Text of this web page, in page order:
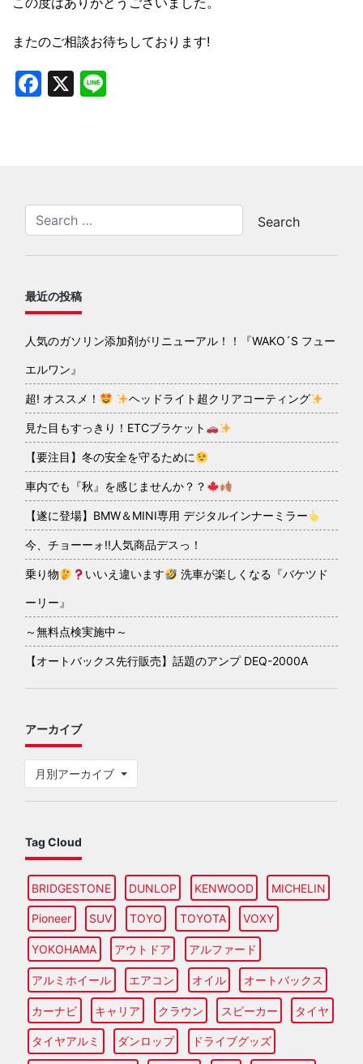
またのご相談お待ちしております!
Facebook
X
最近の投稿
人気のガソリン添加剤がリニューアル！！『WAKO´S フュー
エルワン』
超! オススメ！ ヘッドライト超クリアコーティング
見た目もすっきり！ETCブラケット
【要注目】冬の安全を守るために
車内でも『秋』を感じませんか？？
【遂に登場】BMW＆MINI専用 デジタルインナーミラー
今、チョーーォ!!人気商品デスっ！
乗り物 いいえ違います 洗車が楽しくなる『バケツド
ーリー』
～無料点検実施中～
【オートバックス先行販売】話題のアンプ DEQ-2000A
アーカイブ
月別アーカイブ
Tag Cloud
BRIDGESTONE DUNLOP KENWOOD MICHELIN
Pioneer SUV TOYO TOYOTA VOXY
YOKOHAMA アウトドア アルファード
アルミホイール エアコン オイル オートバックス
カーナビ キャリア クラウン スピーカー タイヤ
タイヤアルミ ダンロップ ドライブグッズ